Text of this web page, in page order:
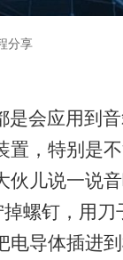
分享
会应用到
置，特别是
伙儿说一说
螺钉，用刀
电导体插进